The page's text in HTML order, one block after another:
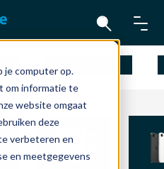
je computer op.
om informatie te
website omgaat
deze
verbeteren en
en meetgegevens
Apple Watch